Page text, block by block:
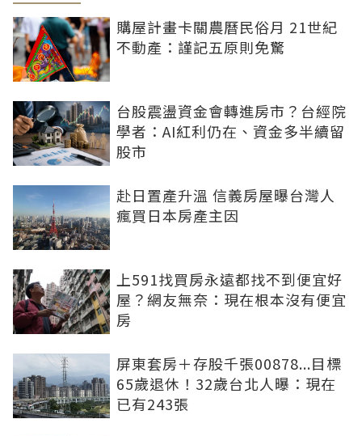
購屋計畫卡關農曆民俗月 21世紀
不動產：謹記五原則免驚
台股震盪資金會轉進房市？台經院
學者：AI紅利仍在、資金多半續留
股市
赴日置產升溫 信義房屋曝台灣人
瘋買日本房產主因
上591找買房永遠都找不到便宜好
屋？網友無奈：現在根本沒有便宜
房
屏東套房＋存股千張00878...目標
65歲退休！32歲台北人曝：現在
已有243張